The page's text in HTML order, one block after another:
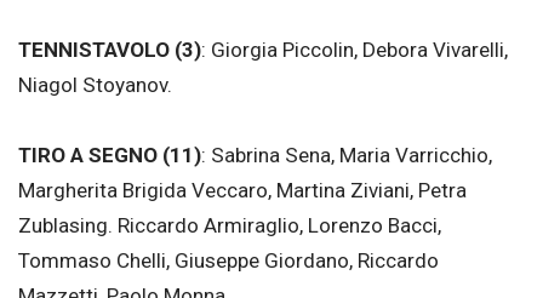
TENNISTAVOLO (3): Giorgia Piccolin, Debora Vivarelli,
Niagol Stoyanov.
TIRO A SEGNO (11): Sabrina Sena, Maria Varricchio,
Margherita Brigida Veccaro, Martina Ziviani, Petra
Zublasing. Riccardo Armiraglio, Lorenzo Bacci,
Tommaso Chelli, Giuseppe Giordano, Riccardo